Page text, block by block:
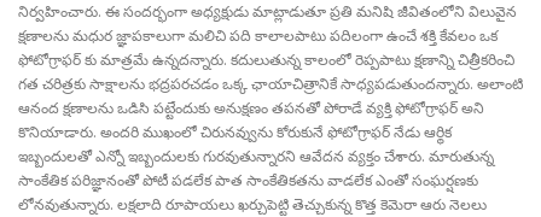
నిర్వహించారు. ఈ సందర్భంగా అధ్యక్షుడు మాట్లాడుతూ ప్రతి మనిషి జీవితంలోని విలువైన
క్షణాలను మధుర జ్ఞాపకాలుగా మలిచి పది కాలాలపాటు పదిలంగా ఉంచే శక్తి కేవలం ఒక
ఫోటోగ్రాఫర్ కు మాత్రమే ఉన్నదన్నారు. కదులుతున్న కాలంలో రెప్పపాటు క్షణాన్ని చిత్రీకరించి
గత చరిత్రకు సాక్షాలను భద్రపరచడం ఒక్క ఛాయాచిత్రానికే సాధ్యపడుతుందన్నారు. అలాంటి
ఆనంద క్షణాలను ఒడిసి పట్టేందుకు అనుక్షణం తపనతో పోరాడే వ్యక్తి ఫోటోగ్రాఫర్ అని
కొనియాడారు. అందరి ముఖంలో చిరునవ్వును కోరుకునే ఫోటోగ్రాఫర్ నేడు ఆర్థిక
ఇబ్బందులతో ఎన్నో ఇబ్బందులకు గురవుతున్నారని ఆవేదన వ్యక్తం చేశారు. మారుతున్న
సాంకేతిక పరిజ్ఞానంతో పోటీ పడలేక పాత సాంకేతికతను వాడలేక ఎంతో సంఘర్షణకు
లోనవుతున్నారు. లక్షలాది రూపాయలు ఖర్చుపెట్టి తెచ్చుకున్న కొత్త కెమెరా ఆరు నెలలు